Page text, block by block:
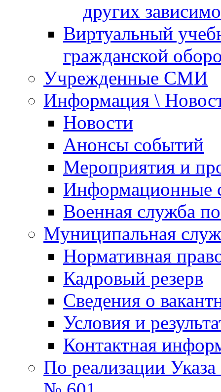
других
Виртуальный
гражданской
Учрежденные СМИ
Информация \
Новости
Анонсы событий
Мероприятия и
Информационные
Военная служба
Муниципальная
Нормативная
Кадровый резерв
Сведения о
Условия и
Контактная
По реализации